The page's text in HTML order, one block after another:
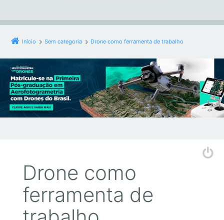
Início Sem categoria Drone como ferramenta de trabalho
Drone como
ferramenta de